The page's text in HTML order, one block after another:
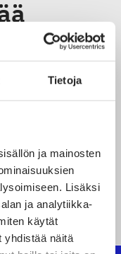
Tietoja
ja mainosten
Lisäksi
ja analytiikka-
käytät
yhdistää näitä
liiton